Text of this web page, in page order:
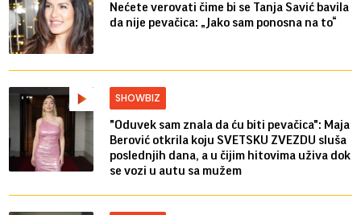
Nećete verovati čime bi se Tanja Savić bavila
da nije pevačica: „Jako sam ponosna na to“
SHOWBIZ
"Oduvek sam znala da ću biti pevačica": Maja
Berović otkrila koju SVETSKU ZVEZDU sluša
poslednjih dana, a u čijim hitovima uživa dok
se vozi u autu sa mužem